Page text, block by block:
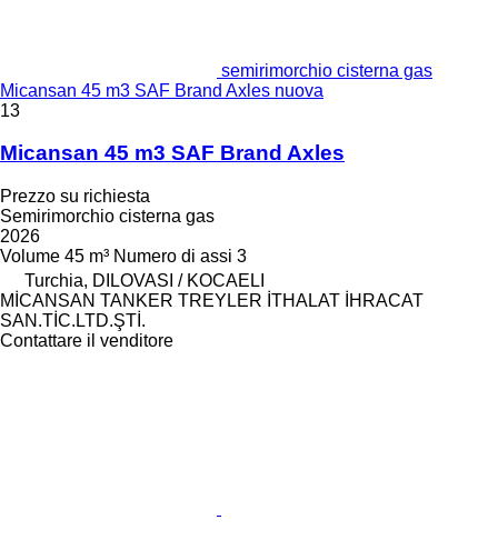
semirimorchio cisterna gas
Micansan 45 m3 SAF Brand Axles nuova
13
Micansan 45 m3 SAF Brand Axles
Prezzo su richiesta
Semirimorchio cisterna gas
2026
Volume 45 m³ Numero di assi 3
Turchia, DILOVASI / KOCAELI
MİCANSAN TANKER TREYLER İTHALAT İHRACAT
SAN.TİC.LTD.ŞTİ.
Contattare il venditore